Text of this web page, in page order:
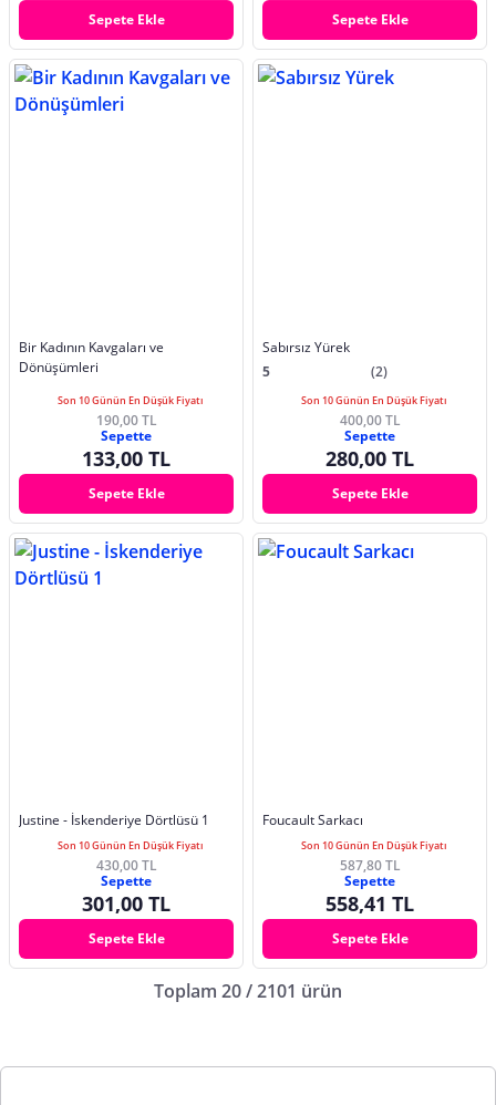
Sepete Ekle Sepete Ekle
Bir Kadının Kavgaları ve
Dönüşümleri
Son 10 Günün En Düşük Fiyatı
190,00 TL
Sepette
133,00 TL
Sepete Ekle
Sabırsız Yürek
5
(2)
Son 10 Günün En Düşük Fiyatı
400,00 TL
Sepette
280,00 TL
Sepete Ekle
Justine - İskenderiye Dörtlüsü 1
Son 10 Günün En Düşük Fiyatı
430,00 TL
Sepette
301,00 TL
Sepete Ekle
Foucault Sarkacı
Son 10 Günün En Düşük Fiyatı
587,80 TL
Sepette
558,41 TL
Sepete Ekle
Toplam 20 / 2101 ürün